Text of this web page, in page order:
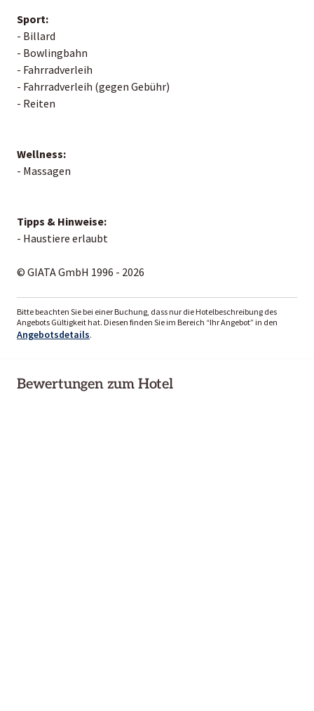
Sport:
- Billard
- Bowlingbahn
- Fahrradverleih
- Fahrradverleih (gegen Gebühr)
- Reiten
Wellness:
- Massagen
Tipps & Hinweise:
- Haustiere erlaubt
© GIATA GmbH 1996 - 2026
Bitte beachten Sie bei einer Buchung, dass nur die Hotelbeschreibung des
Angebots Gültigkeit hat. Diesen finden Sie im Bereich “Ihr Angebot” in den
Angebotsdetails.
Bewertungen zum Hotel